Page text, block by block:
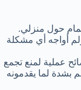
حول منزلي.
أواجه أي مشكلة
عملية لمنع تجمع
بشدة لما يقدمونه